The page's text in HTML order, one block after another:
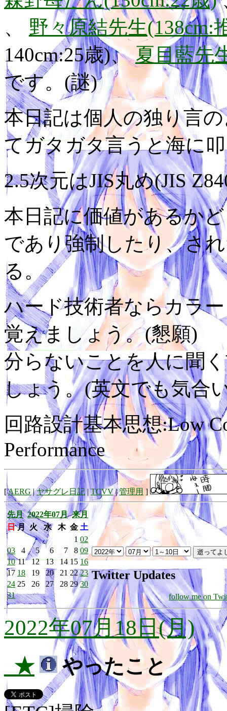
、 野々原結先生(138cm:
140cm:25歳)、夏目藍先
です。(謎)
本日記は個人の独り言
てガタガタ言うと海に
2.5次元はJIS丸め(JIS
本日記に価値があるか
であり強制したり、さ
る。
ハード技術者ならカラ
覚えましょう。(懇願)
分らないことを人に聞
しょう。(英文でも気合
回路設計基本思想:Low
Performance
[AERG|ヤサグレ日記|TCVV|管理用 ]
先月 2022年07月 来月
日 月 火 水 木 金 土
1 02
03
4 5 6 7 8 09
10 11 12 13 14 15 16
17 18 19 20 21 22 23
24 25 26 27 28 29 30
31
Twitter Updates
follow me on
2022年07月18日(月)
_★ やったこと